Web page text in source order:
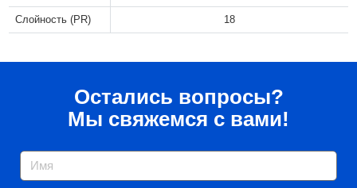
Слойность (PR) 18
Остались вопросы?
Мы свяжемся с вами!